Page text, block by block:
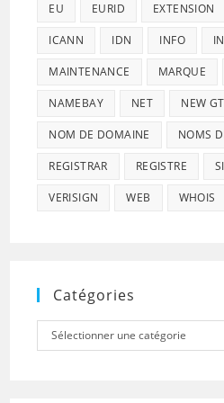
EU EURID EXTENSION
ICANN IDN INFO
MAINTENANCE MARQUE
NAMEBAY NET NEW
NOM DE DOMAINE NOMS
REGISTRAR REGISTRE
VERISIGN WEB WHOIS
Catégories
Catégories
Sélectionner une catégorie